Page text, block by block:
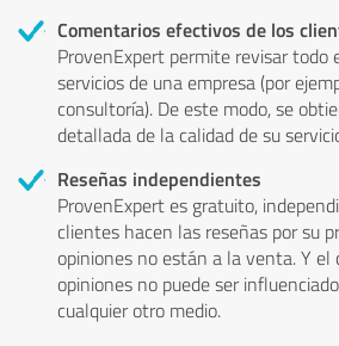
Comentarios efectivos de los
ProvenExpert permite revisar todo
servicios de una empresa (por
consultoría). De este modo, se
detallada de la calidad de su
Reseñas independientes
ProvenExpert es gratuito,
clientes hacen las reseñas por su
opiniones no están a la venta. Y el
opiniones no puede ser
cualquier otro medio.